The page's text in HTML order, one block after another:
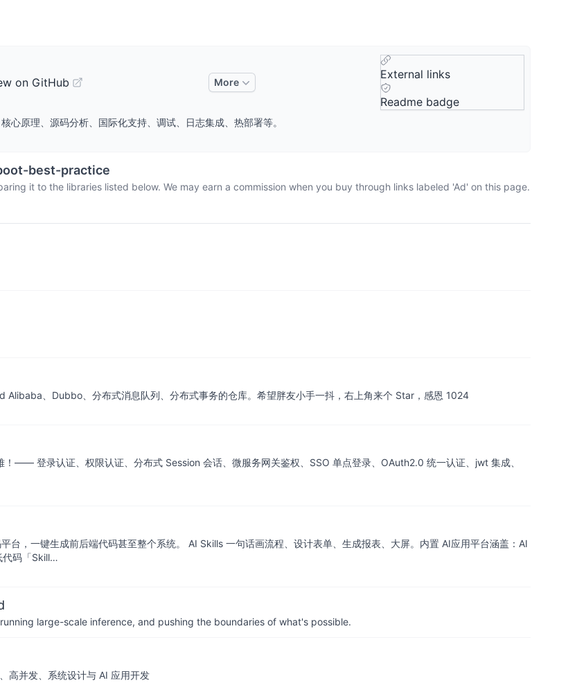
on GitHub More
External links
Readme badge
原理、源码分析、国际化支持、调试、日志集成、热部署等。
best-practice
it to the libraries listed below. We may earn a commission when you buy through links labeled 'Ad' on this page.
、Dubbo、分布式消息队列、分布式事务的仓库。希望胖友小手一抖，右上角来个 Star，感恩 1024
—— 登录认证、权限认证、分布式 Session 会话、微服务网关鉴权、SSO 单点登录、OAuth2.0 统一认证、jwt 集成、
台，一键生成前后端代码甚至整个系统。 AI Skills 一句话画流程、设计表单、生成报表、大屏。内置 AI应用平台涵盖：AI
代码「Skill…
large-scale inference, and pushing the boundaries of what's possible.
高并发、系统设计与 AI 应用开发